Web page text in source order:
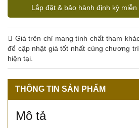
Lắp đặt & bảo hành định kỳ
Giá trên chỉ mang tính chất tham
để cập nhật giá tốt nhất cùng chương
hiện tại.
THÔNG TIN SẢN PHẨM
Mô tả